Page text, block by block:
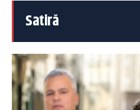
Satiră